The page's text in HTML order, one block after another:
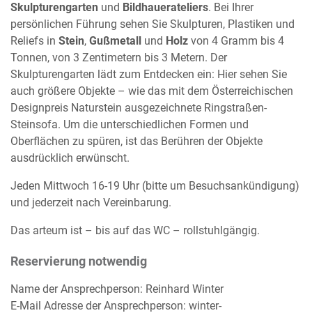
Skulpturengarten und Bildhauerateliers. Bei Ihrer
persönlichen Führung sehen Sie Skulpturen, Plastiken und
Reliefs in Stein, Gußmetall und Holz von 4 Gramm bis 4
Tonnen, von 3 Zentimetern bis 3 Metern. Der
Skulpturengarten lädt zum Entdecken ein: Hier sehen Sie
auch größere Objekte – wie das mit dem Österreichischen
Designpreis Naturstein ausgezeichnete Ringstraßen-
Steinsofa. Um die unterschiedlichen Formen und
Oberflächen zu spüren, ist das Berühren der Objekte
ausdrücklich erwünscht.
Jeden Mittwoch 16-19 Uhr (bitte um Besuchsankündigung)
und jederzeit nach Vereinbarung.
Das arteum ist – bis auf das WC – rollstuhlgängig.
Reservierung notwendig
Name der Ansprechperson: Reinhard Winter
E-Mail Adresse der Ansprechperson: winter-